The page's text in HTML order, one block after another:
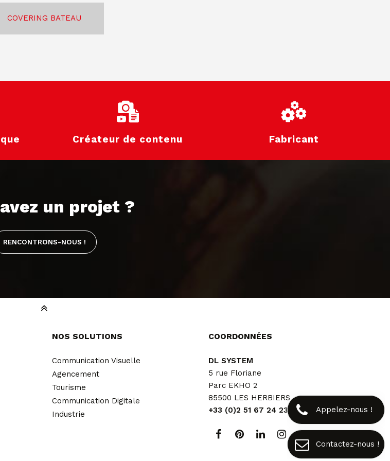
COVERING BATEAU
Créateur de contenu Fabricant
un projet ?
RENCONTRONS-NOUS !
NOS SOLUTIONS
Communication Visuelle
Agencement
Tourisme
Communication Digitale
Industrie
COORDONNÉES
DL SYSTEM
5 rue Floriane
Parc EKHO 2
85500 LES HERBIERS
+33 (0)2 51 67 24 23
Appelez-nous !
Contactez-nous !